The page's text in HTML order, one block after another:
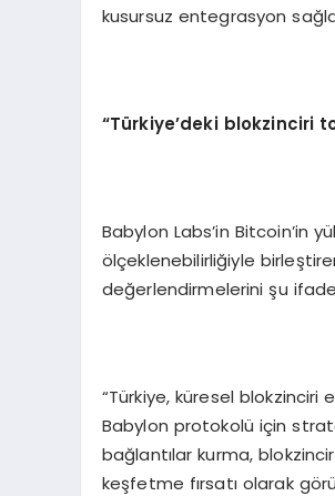
kusursuz entegrasyon
“Türkiye’deki blokzinciri
Babylon Labs’in Bitcoin’in
ölçeklenebilirliğiyle
değerlendirmelerini şu
“Türkiye, küresel blokzinciri
Babylon protokolü için
bağlantılar kurma,
keşfetme fırsatı olarak